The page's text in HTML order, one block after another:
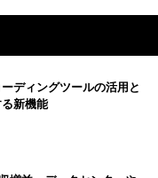
ディングツールの活用と
新機能